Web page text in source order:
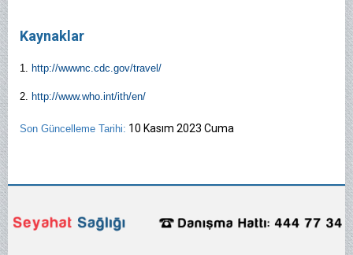
Kaynaklar
1. http://wwwnc.cdc.gov/travel/
2. http://www.who.int/ith/en/
Son Güncelleme Tarihi: 10 Kasım 2023 Cuma